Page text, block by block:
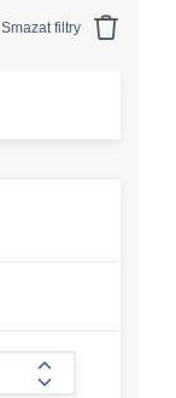
Smazat filtry
form.increase-